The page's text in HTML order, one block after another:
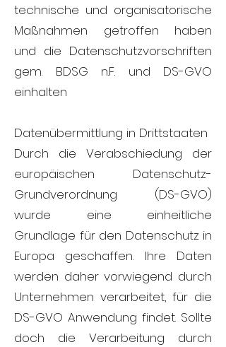
technische und organisatorische
Maßnahmen getroffen haben
und die Datenschutzvorschriften
gem. BDSG n.F. und DS-GVO
einhalten
Datenübermittlung in Drittstaaten
Durch die Verabschiedung der
europäischen Datenschutz-
Grundverordnung (DS-GVO)
wurde eine einheitliche
Grundlage für den Datenschutz in
Europa geschaffen. Ihre Daten
werden daher vorwiegend durch
Unternehmen verarbeitet, für die
DS-GVO Anwendung findet. Sollte
doch die Verarbeitung durch